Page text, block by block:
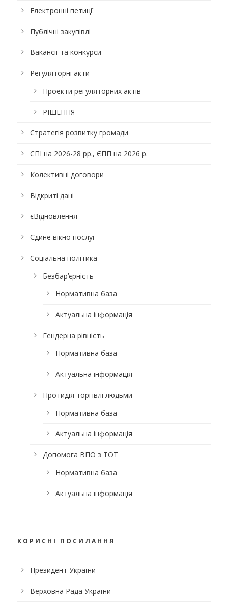
Електронні петиції
Публічні закупівлі
Вакансії та конкурси
Регуляторні акти
Проекти регуляторних актів
РІШЕННЯ
Стратегія розвитку громади
СПІ на 2026-28 рр., ЄПП на 2026 р.
Колективні договори
Відкриті дані
єВідновлення
Єдине вікно послуг
Соціальна політика
Безбар’єрність
Нормативна база
Актуальна інформація
Гендерна рівність
Нормативна база
Актуальна інформація
Протидія торгівлі людьми
Нормативна база
Актуальна інформація
Допомога ВПО з ТОТ
Нормативна база
Актуальна інформація
КОРИСНІ ПОСИЛАННЯ
Президент України
Верховна Рада України